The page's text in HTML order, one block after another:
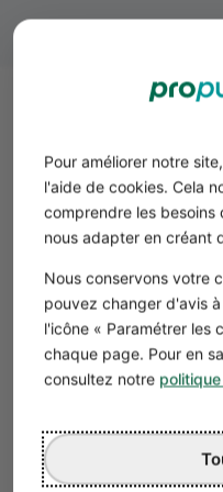
Pour améliorer notre
l'aide de cookies. Cela
comprendre les
nous adapter en créant
Nous conservons votre
pouvez changer d'avis
l'icône « Paramétrer les
chaque page. Pour en
consultez notre
d’entreprise :
aides à la
Les chômeurs ont
création d’entreprise en
France Travail.
L’ACRE
L’aide à la création ou à
ACRE)remplace depuis le
d’entreprise, ouverte à
Les conditions pour